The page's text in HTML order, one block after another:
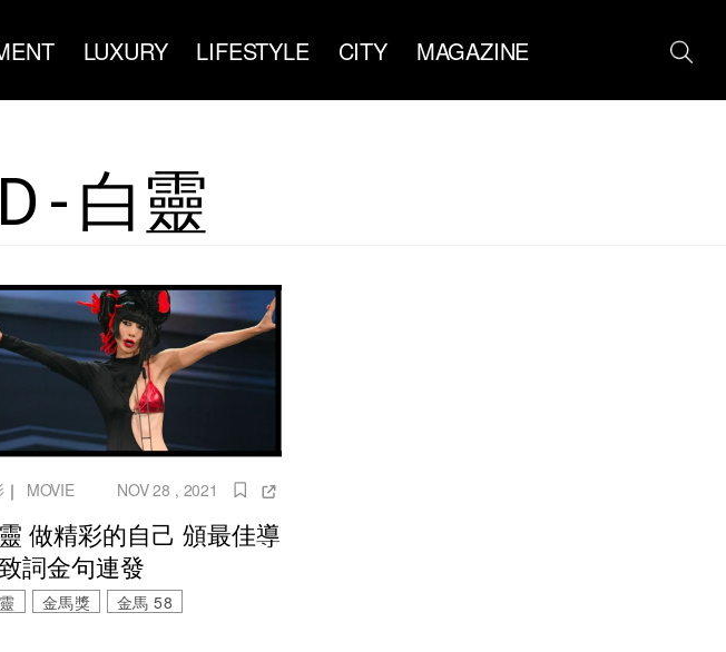
LUXURY LIFESTYLE CITY MAGAZINE
- 白靈
｜ MOVIE NOV 28 , 2021
做精彩的自己 頒最佳導
詞金句連發
金馬獎 金馬 58